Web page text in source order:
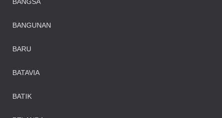
BANGUNAN
BARU
BATAVIA
BATIK